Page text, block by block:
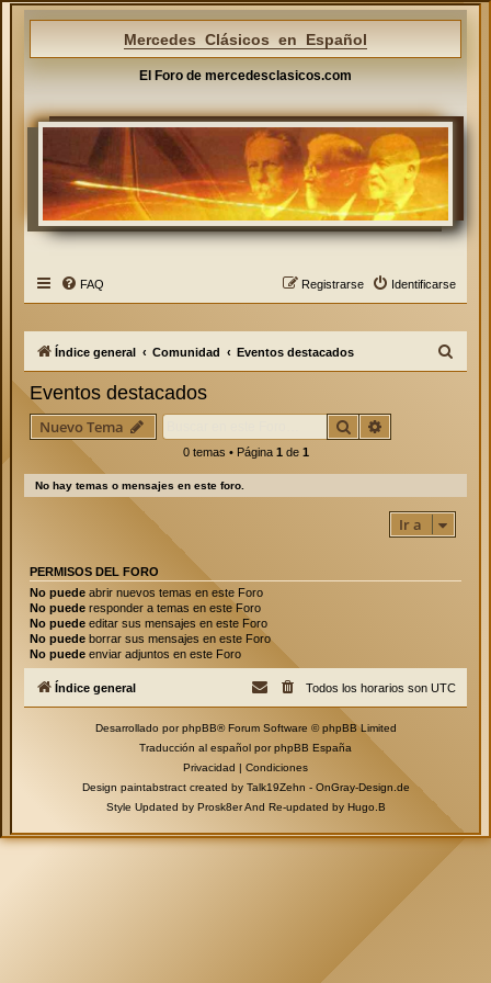
Mercedes Clásicos en Español
El Foro de mercedesclasicos.com
FAQ Identificarse
Registrarse
Índice general Comunidad Eventos destacados
Eventos destacados
Nuevo Tema Buscar
0 temas • Página 1 de 1
No hay temas o mensajes en este foro.
Ir a
PERMISOS DEL FORO
No puede abrir nuevos temas en este Foro
No puede responder a temas en este Foro
No puede editar sus mensajes en este Foro
No puede borrar sus mensajes en este Foro
No puede enviar adjuntos en este Foro
Índice general Todos los horarios son UTC
Desarrollado porphpBB® Forum Software © phpBB Limited
Traducción al español porphpBB España
Privacidad | Condiciones
Design paintabstract created by Talk19Zehn - OnGray-Design.de
Style Updated by Prosk8erAnd Re-updated by Hugo.B